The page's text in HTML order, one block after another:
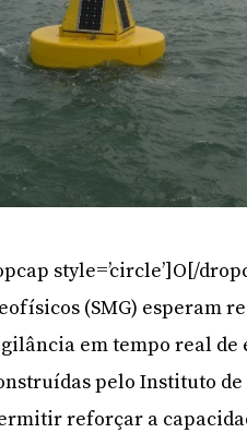
style=’circle’]O[/
(SMG) esperam
em tempo real de
pelo Instituto de
reforçar a